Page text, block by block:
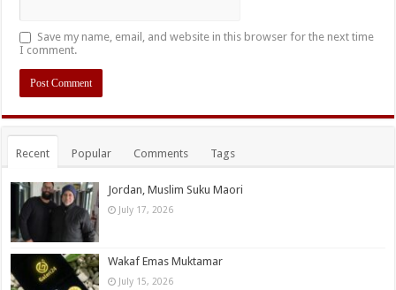
Save my name, email, and website in this browser for the next time
I comment.
Recent Popular Comments Tags
Jordan, Muslim Suku Maori
July 17, 2026
Wakaf Emas Muktamar
July 15, 2026